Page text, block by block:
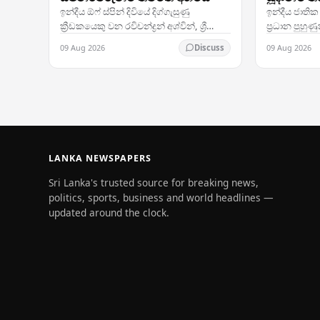
ඉන්දීය ඕෆ් ස්පින් දිවියේ දිග්ගැසුණු
ක්‍රීඩකයෙකු වන රවිචන්ද්‍රන් අශ්වින්, ශ්‍රී
ලංකාවේ වර්තමාන ස්පින් පන්දු යැවීමේ
ප්‍රහාරය පිළිබඳ අවංක තක්සේරුවක්
ඉදිරිපත්…
09 Aug 2026 Discuss
ඉන්දීය
ප්‍රධාන
කර්ස්ටන්,
සංචාරකයට
ලංකාව
09 Aug 2026
LANKA NEWSPAPERS
Sri Lanka's trusted source for breaking news,
politics, sports, business and world headlines —
updated around the clock.